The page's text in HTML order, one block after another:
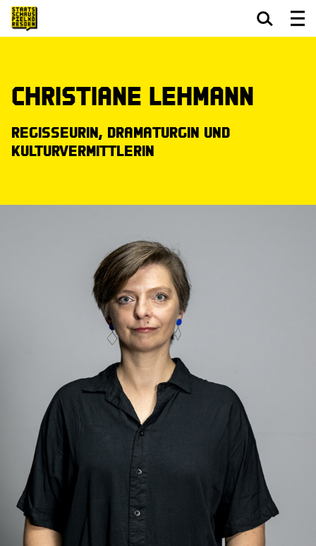
Christiane Lehmann
Regisseurin, Dramaturgin und
Kulturvermittlerin